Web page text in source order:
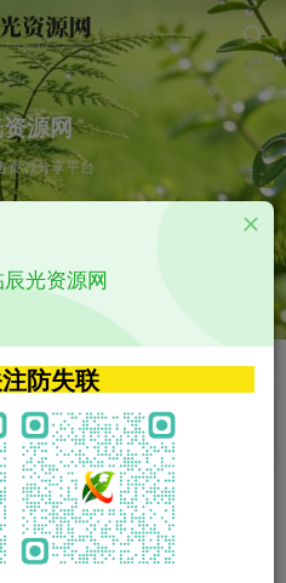
源网
资源分享平台
APP源码
影视源码
影视源码
光资源网
防失联